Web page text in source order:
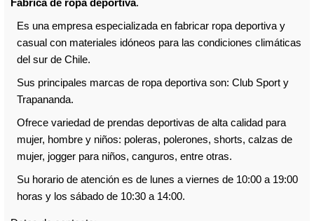
Fábrica de ropa deportiva.
Es una empresa especializada en fabricar ropa deportiva y
casual con materiales idóneos para las condiciones climáticas
del sur de Chile.
Sus principales marcas de ropa deportiva son: Club Sport y
Trapananda.
Ofrece variedad de prendas deportivas de alta calidad para
mujer, hombre y niños: poleras, polerones, shorts, calzas de
mujer, jogger para niños, canguros, entre otras.
Su horario de atención es de lunes a viernes de 10:00 a 19:00
horas y los sábado de 10:30 a 14:00.